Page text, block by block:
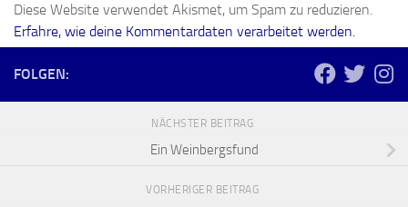
Diese Website verwendet Akismet, um Spam zu reduzieren.
Erfahre, wie deine Kommentardaten verarbeitet werden.
FOLGEN:
NÄCHSTER BEITRAG
Ein Weinbergsfund
VORHERIGER BEITRAG